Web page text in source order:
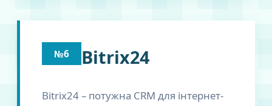
№6 Bitrix24
Bitrix24 – потужна CRM для інтернет-